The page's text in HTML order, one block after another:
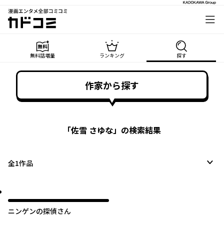
漫画エンタメ全部コミコミ
カドコミ
無料話増量 ランキング 探す
作家から探す
「佐雪 さゆな」の検索結果
全1作品
ニンゲンの探偵さん